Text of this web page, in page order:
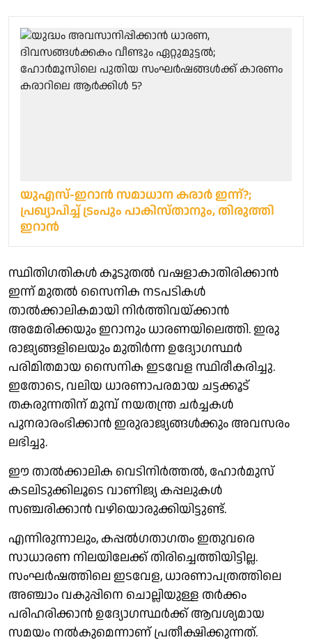
യുഎസ്-ഇറാന്‍ സമാധാന കരാര്‍ ഇന്ന്?;
പ്രഖ്യാപിച്ച് ട്രംപും പാകിസ്താനും, തിരുത്തി
ഇറാന്‍
സ്ഥിതിഗതികൾ കൂടുതൽ വഷളാകാതിരിക്കാൻ
ഇന്ന് മുതൽ സൈനിക നടപടികൾ
താൽക്കാലികമായി നിർത്തിവയ്ക്കാൻ
അമേരിക്കയും ഇറാനും ധാരണയിലെത്തി. ഇരു
രാജ്യങ്ങളിലെയും മുതിർന്ന ഉദ്യോഗസ്ഥർ
പരിമിതമായ സൈനിക ഇടവേള സ്ഥിരീകരിച്ചു.
ഇതോടെ, വലിയ ധാരണാപരമായ ചട്ടക്കൂട്
തകരുന്നതിന് മുമ്പ് നയതന്ത്ര ചർച്ചകൾ
പുനരാരംഭിക്കാൻ ഇരുരാജ്യങ്ങൾക്കും അവസരം
ലഭിച്ചു.
ഈ താൽക്കാലിക വെടിനിർത്തൽ, ഹോർമുസ്
കടലിടുക്കിലൂടെ വാണിജ്യ കപ്പലുകൾ
സഞ്ചരിക്കാൻ വഴിയൊരുക്കിയിട്ടുണ്ട്.
എന്നിരുന്നാലും, കപ്പൽഗതാഗതം ഇതുവരെ
സാധാരണ നിലയിലേക്ക് തിരിച്ചെത്തിയിട്ടില്ല.
സംഘർഷത്തിലെ ഇടവേള, ധാരണാപത്രത്തിലെ
അഞ്ചാം വകുപ്പിനെ ചൊല്ലിയുള്ള തർക്കം
പരിഹരിക്കാൻ ഉദ്യോഗസ്ഥർക്ക് ആവശ്യമായ
സമയം നൽകുമെന്നാണ് പ്രതീക്ഷിക്കുന്നത്.